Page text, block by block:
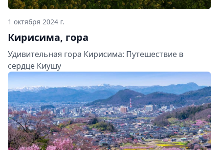
1 октября 2024 г.
Кирисима, гора
Удивительная гора Кирисима: Путешествие в
сердце Киушу